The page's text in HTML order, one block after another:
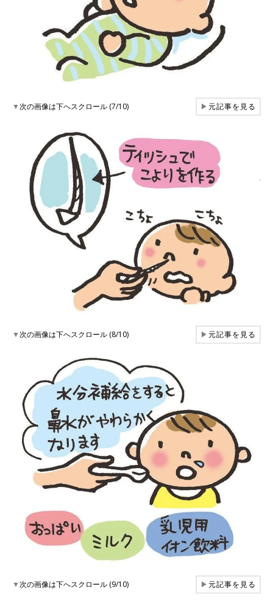
▼次の画像は下へスクロール (7/10) ▶元記事を見る
▼次の画像は下へスクロール (8/10) ▶元記事を見る
▼次の画像は下へスクロール (9/10) ▶元記事を見る